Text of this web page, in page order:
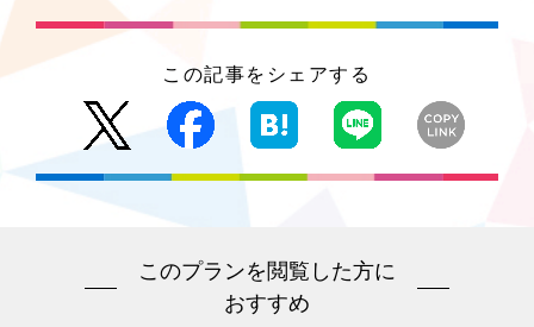
この記事をシェアする
このプランを閲覧した方に
おすすめ